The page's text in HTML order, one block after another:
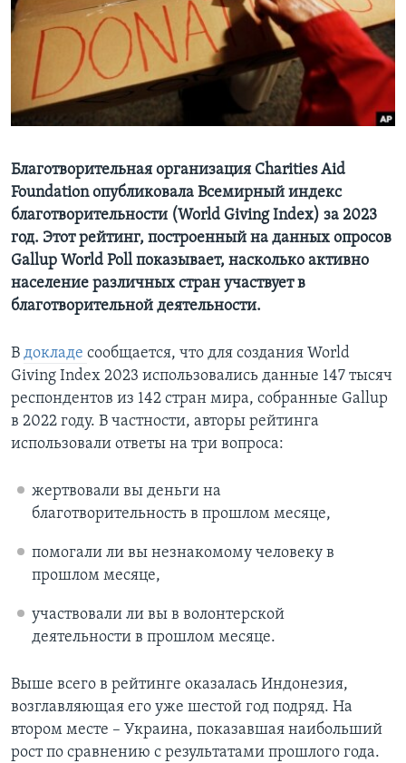
Learning English
СОЦИАЛЬНЫЕ СЕТИ
Языки
Благотворительная организация Charities Aid
Foundation опубликовала Всемирный индекс
благотворительности (World Giving Index) за 2023
год. Этот рейтинг, построенный на данных опросов
Gallup World Poll показывает, насколько активно
население различных стран участвует в
благотворительной деятельности.
В докладе сообщается, что для создания World
Giving Index 2023 использовались данные 147 тысяч
респондентов из 142 стран мира, собранные Gallup
в 2022 году. В частности, авторы рейтинга
использовали ответы на три вопроса:
жертвовали вы деньги на
благотворительность в прошлом месяце,
помогали ли вы незнакомому человеку в
прошлом месяце,
участвовали ли вы в волонтерской
деятельности в прошлом месяце.
Выше всего в рейтинге оказалась Индонезия,
возглавляющая его уже шестой год подряд. На
втором месте – Украина, показавшая наибольший
рост по сравнению с результатами прошлого года.